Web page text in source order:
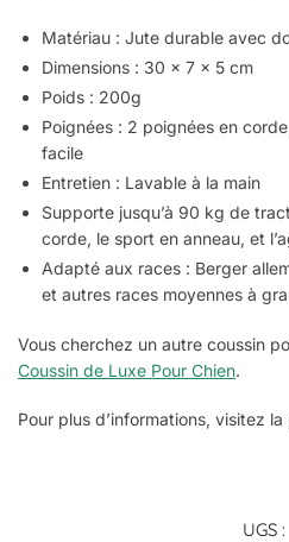
Matériau : Jute durable avec
Dimensions : 30 x 7 x 5 cm
Poids : 200g
Poignées : 2 poignées en
facile
Entretien : Lavable à la main
Supporte jusqu’à 90 kg de
corde, le sport en anneau, et
Adapté aux races : Berger
et autres races moyennes à
Vous cherchez un autre coussin
Coussin de Luxe Pour Chien.
Pour plus d’informations, visitez la
UGS :